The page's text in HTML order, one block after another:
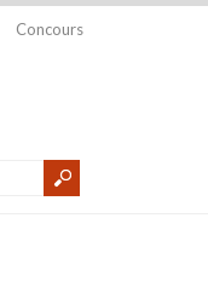
Concours